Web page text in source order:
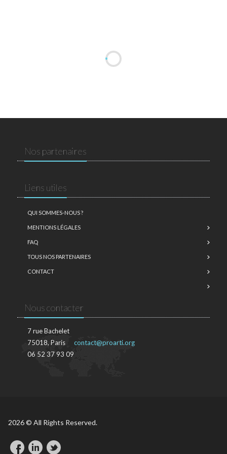
Nos partenaires
Liens utiles
QUI SOMMES-NOUS ?
MENTIONS LÉGALES
FAQ
TOUS NOS PARTENAIRES
CONTACT
Nous contacter
7 rue Bachelet
75018, Paris
06 52 37 93 09
contact@proarti.org
2026 © All Rights Reserved.